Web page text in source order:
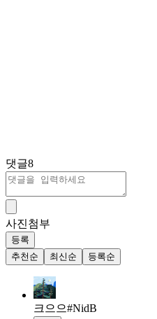
댓글8
사진첨부
등록
추천순
최신순 등록순
크으으#NidB